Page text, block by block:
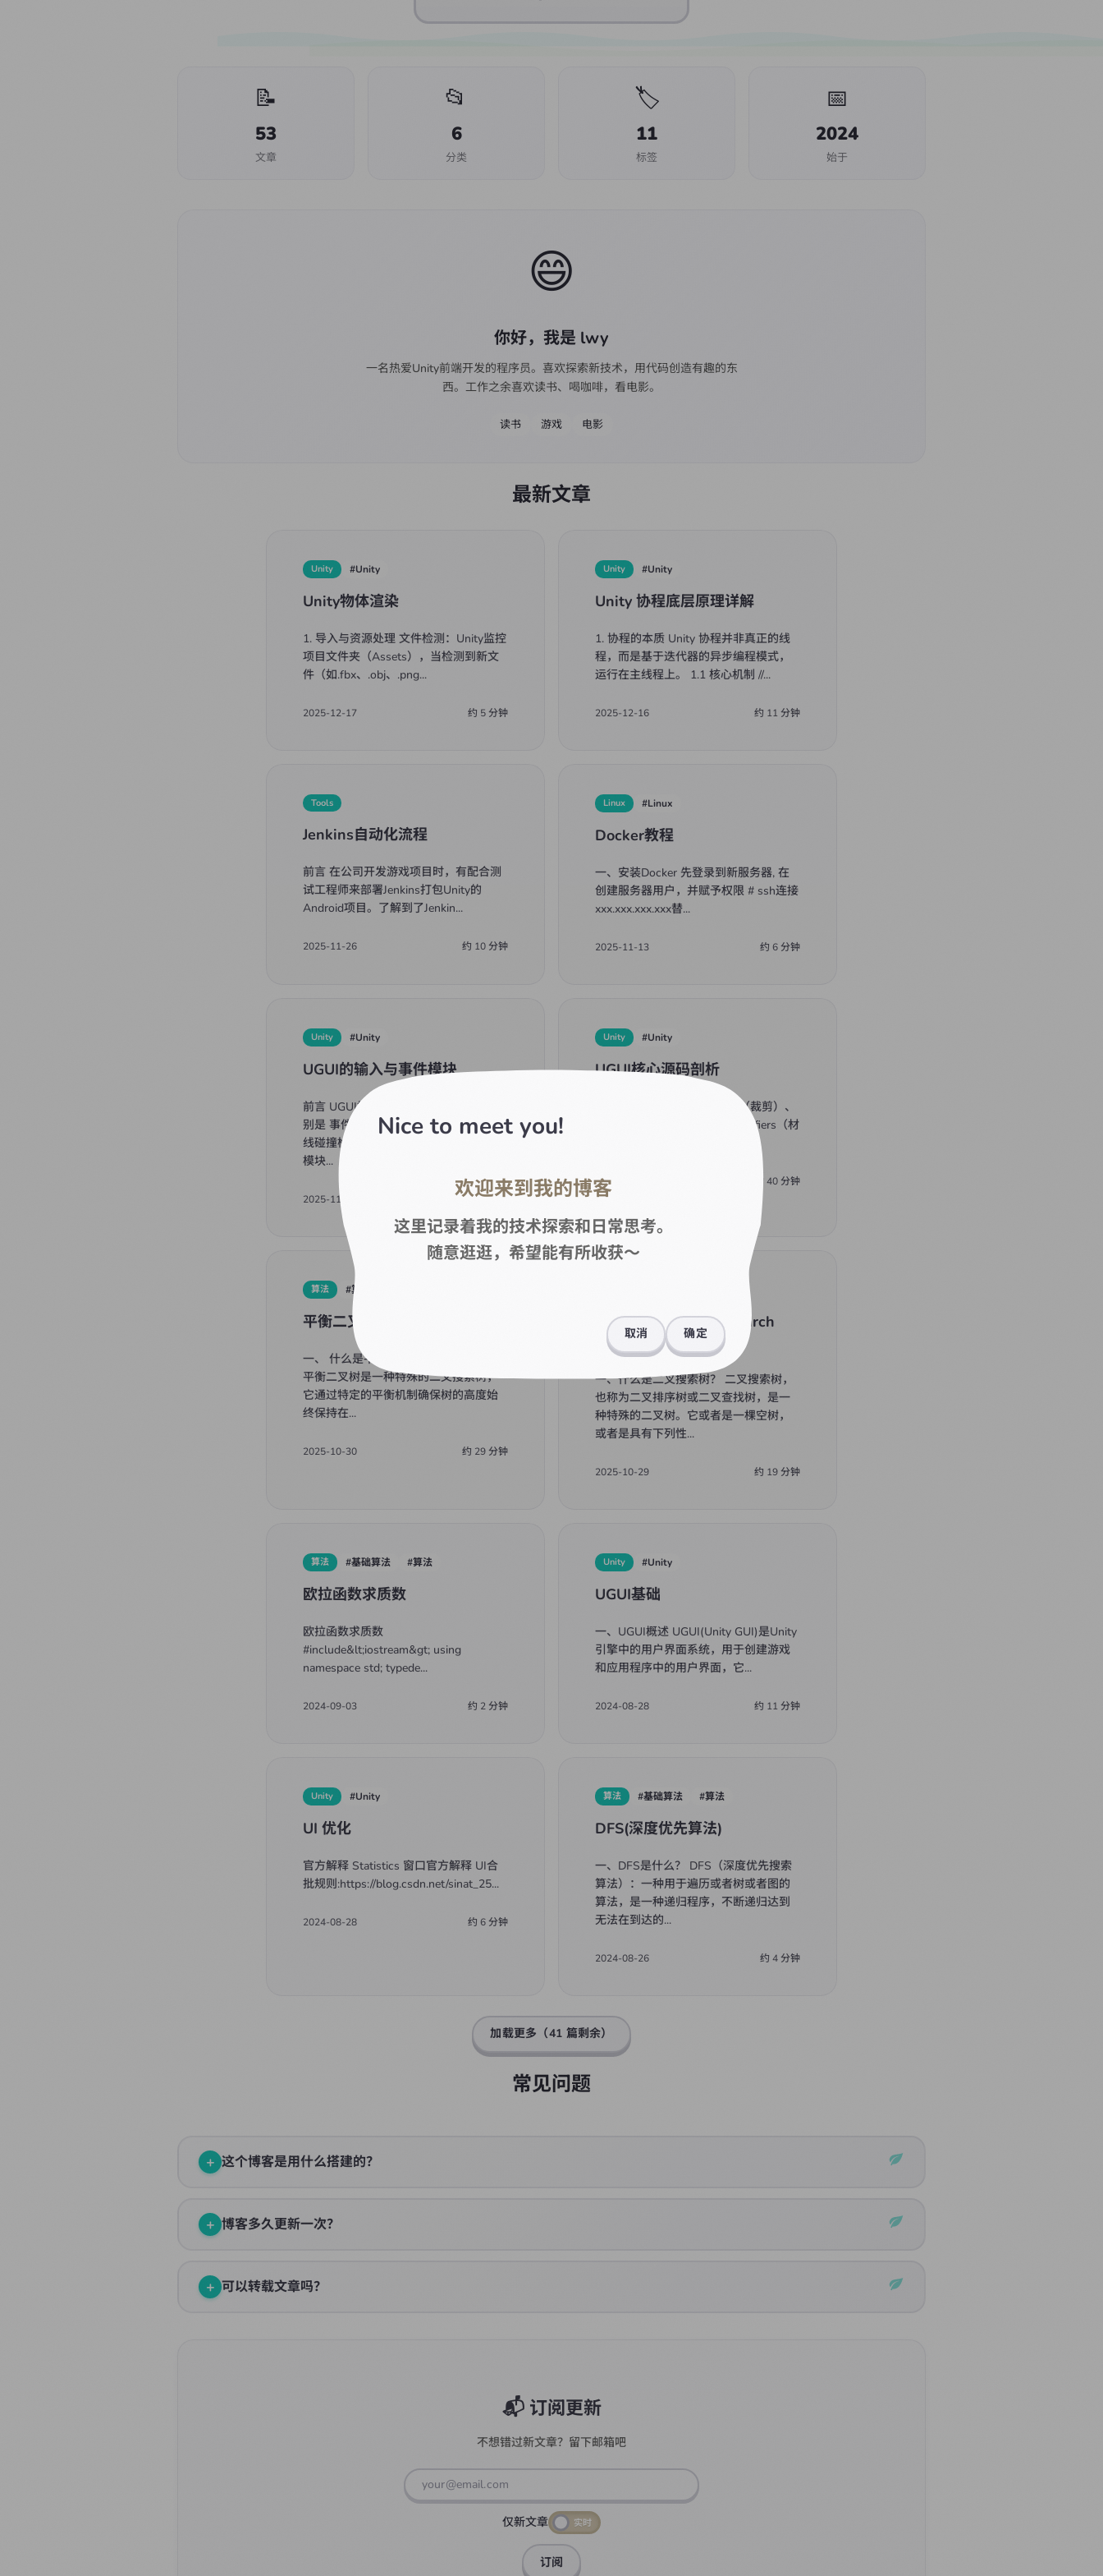
📝
53
文章
📂
6
分类
🏷️
11
标签
📅
2024
始于
😄
你好，我是 lwy
一名热爱Unity前端开发的程序员。喜欢探索新技术，用代码创造有趣的东
西。工作之余喜欢读书、喝咖啡，看电影。
读书 游戏 电影
最新文章
Unity #Unity
Unity物体渲染
1. 导入与资源处理 文件检测：Unity监控
项目文件夹（Assets），当检测到新文
件（如.fbx、.obj、.png...
2025-12-17 约 5分钟
Unity #Unity
Unity 协程底层原理详解
1. 协程的本质 Unity 协程并非真正的线
程，而是基于迭代器的异步编程模式，
运行在主线程上。 1.1 核心机制 //...
2025-12-16 约 11分钟
Tools
Jenkins自动化流程
前言 在公司开发游戏项目时，有配合测
试工程师来部署Jenkins打包Unity的
Android项目。了解到了Jenkin...
2025-11-26 约 10分钟
Linux #Linux
Docker教程
一、安装Docker 先登录到新服务器, 在
创建服务器用户，并赋予权限 # ssh连接
xxx.xxx.xxx.xxx替...
2025-11-13 约 6分钟
Unity #Unity
UGUI的输入与事件模块
前言 UGUI把输入事件分为四个模块。分
别是 事件数据模块 输入事件捕获模块 射
线碰撞检测模块 事件逻辑处理以及回调
模块...
2025-11-12 约63分钟
Unity #Unity
UGUI核心源码剖析
前言 Core模块主要为Culling（裁剪）、
Layout（布局）、MaterialModifiers（材
2025-11-12 40分钟
算法 #算法
平衡二叉树
一、 什么是平衡二叉树？ 1.1 基本概念
平衡二叉树是一种特殊的二叉搜索树，
它通过特定的平衡机制确保树的高度始
终保持在...
2025-10-30 约 29分钟
二叉搜索树 (Binary Search
Tree)
一、什么是二叉搜索树？ 二叉搜索树，
也称为二叉排序树或二叉查找树，是一
种特殊的二叉树。它或者是一棵空树，
或者是具有下列性...
2025-10-29 约 19分钟
算法 #基础算法 #算法
欧拉函数求质数
欧拉函数求质数
#include&lt;iostream&gt; using
namespace std; typede...
2024-09-03 约 2分钟
Unity #Unity
UGUI基础
一、UGUI概述 UGUI(Unity GUI)是Unity
引擎中的用户界面系统，用于创建游戏
和应用程序中的用户界面，它...
2024-08-28 约 11分钟
Unity #Unity
UI 优化
官方解释 Statistics 窗口官方解释 UI合
批规则:https://blog.csdn.net/sinat_25...
2024-08-28 约 6分钟
算法 #基础算法 #算法
DFS(深度优先算法)
一、DFS是什么？ DFS（深度优先搜索
算法）：一种用于遍历或者树或者图的
算法，是一种递归程序，不断递归达到
无法在到达的...
2024-08-26 约 4分钟
加载更多（41 篇剩余）
常见问题
+ 这个博客是用什么搭建的？
+ 博客多久更新一次？
+ 可以转载文章吗？
📬 订阅更新
不想错过新文章？留下邮箱吧
仅新文章 实时
订阅
Nice to meet you!
欢迎来到我的博客
这里记录着我的技术探索和日常思考。
随意逛逛，希望能有所收获～
取消 确定